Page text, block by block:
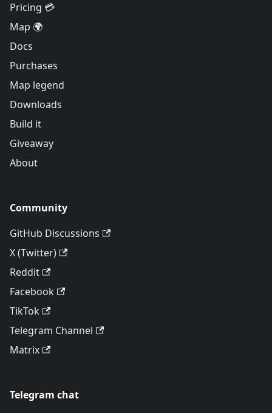
Pricing 💳
Map 🌍
Docs
Purchases
Map legend
Downloads
Build it
Giveaway
About
Community
GitHub Discussions
X (Twitter)
Reddit
Facebook
TikTok
Telegram Channel
Matrix
Telegram chat